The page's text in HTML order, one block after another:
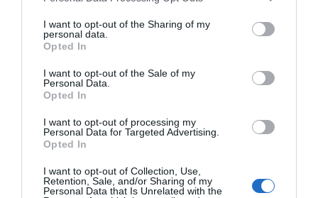
I want to opt-out of the Sharing of my
personal data.
Opted In
I want to opt-out of the Sale of my
Personal Data.
Opted In
I want to opt-out of processing my
Personal Data for Targeted Advertising.
Opted In
I want to opt-out of Collection, Use,
Retention, Sale, and/or Sharing of my
Personal Data that Is Unrelated with the